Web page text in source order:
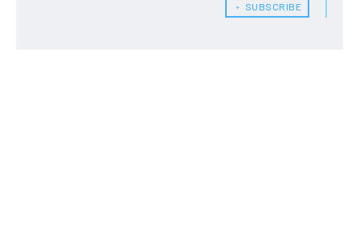
﹢ SUBSCRIBE